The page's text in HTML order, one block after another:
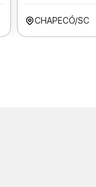
CHAPECÓ/SC